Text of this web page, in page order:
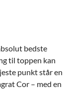
bedste
til toppen kan
punkt står en
Cor – med en